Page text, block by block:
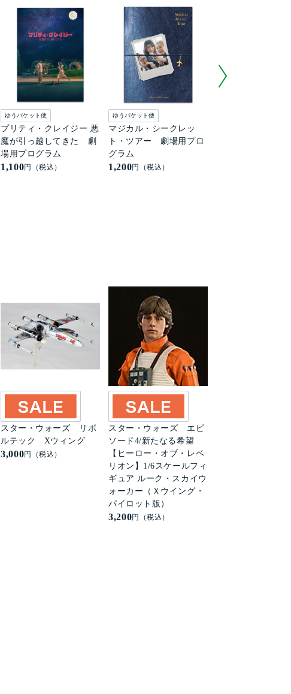
ゆうパケット便
プリティ・クレイジー 悪
魔が引っ越してきた 劇
場用プログラム
1,100円（税込）
ゆうパケット便
マジカル・シークレッ
ト・ツアー 劇場用プロ
グラム
1,200円（税込）
スター・ウォーズ リボ
ルテック Xウィング
3,000円（税込）
スター・ウォーズ エピ
ソード4/新たなる希望
【ヒーロー・オブ・レベ
リオン】1/6スケールフィ
ギュア ルーク・スカイウ
ォーカー（Ｘウイング・
パイロット版）
3,200円（税込）